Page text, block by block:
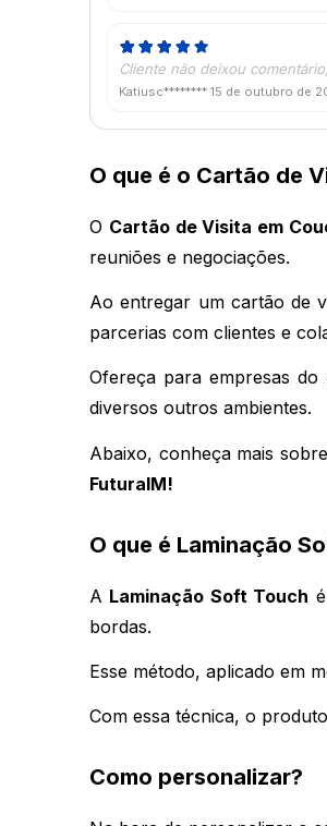
Cliente não deixou
Katiusc******** 15 de outubro de
O que é o Cartão de
O Cartão de Visita em
reuniões e negociações.
Ao entregar um cartão de
parcerias com clientes e
Ofereça para empresas do
diversos outros ambientes.
Abaixo, conheça mais
FuturaIM!
O que é Laminação
A Laminação Soft Touch
bordas.
Esse método, aplicado em
Com essa técnica, o
Como personalizar?